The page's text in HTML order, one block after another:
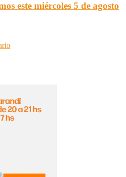
este miércoles 5 de agosto